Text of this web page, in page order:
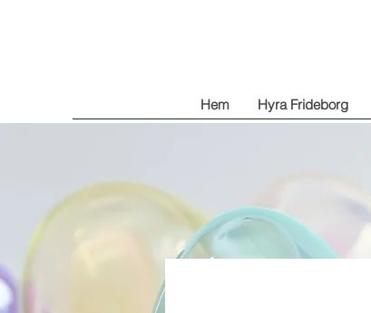
Hem Hyra Frideborg